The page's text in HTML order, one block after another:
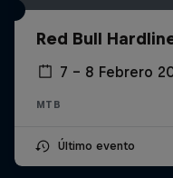
Red Bull
7 – 8 Febrero
MTB
Último evento